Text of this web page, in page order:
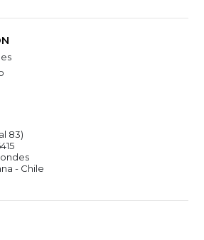
83)
- Chile